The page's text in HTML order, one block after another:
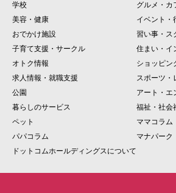
学校
グルメ・カ
美容・健康
イベント・
おでかけ施設
習い事・ス
子育て支援・サークル
住まい・イ
オトク情報
ショッピン
求人情報・就職支援
スポーツ・
公園
アート・エ
暮らしのサービス
福祉・社会
ペット
ママコラム
パパコラム
マナパーク
ドットコムホールディングスについて